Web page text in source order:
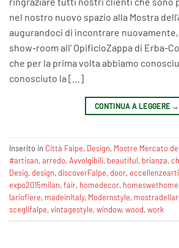
nel nostro nuovo spazio alla Mostra
augurandoci di incontrare
show-room all’ OpificioZappa di Erba-
che per la prima volta abbiamo
conosciuto la […]
CONTINUA A LEGGERE →
Inserito in Città Falpe, Design, Mostre Mercato
#artisan,arredo‬,Avvolgibili‬, beautiful, brianza,
Desig‬,design,discoverFalpe,door‬,
expo2015milan,fair‬, homedecor‬, homeswethome‬
lariofiere‬, madeinItaly‬, Modernstyle‬,
sceglifalpe,vintagestyle‬,window,wood‬,work